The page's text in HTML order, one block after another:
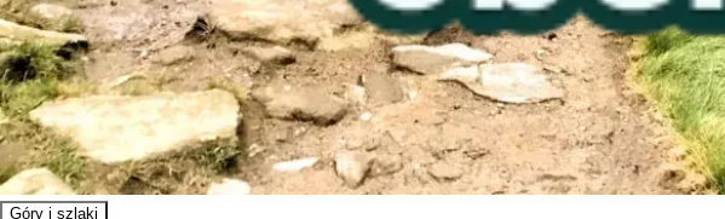
Góry i szlaki